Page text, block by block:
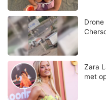
Zara
met